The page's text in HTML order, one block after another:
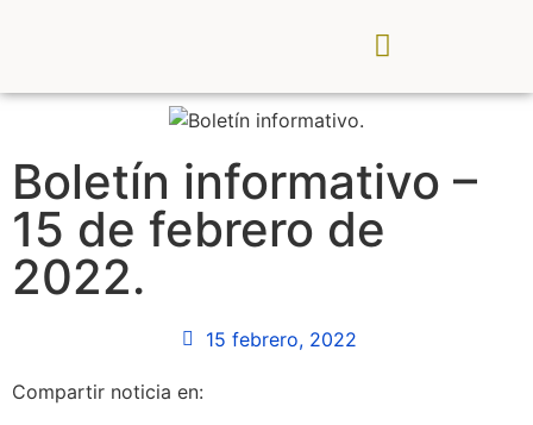
Boletín informativo –
15 de febrero de
2022.
15 febrero, 2022
Compartir noticia en: